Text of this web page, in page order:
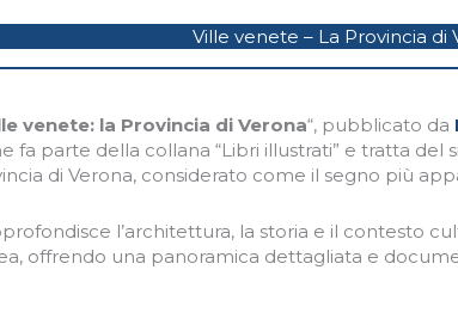
Ville venete – La Provincia di
venete: la Provincia di Verona“, pubblicato da
fa parte della collana “Libri illustrati” e tratta del
di Verona, considerato come il segno più
l’architettura, la storia e il contesto
offrendo una panoramica dettagliata e